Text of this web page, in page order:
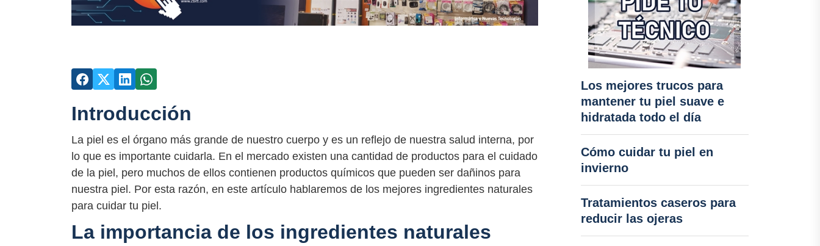
Introducción
La piel es el órgano más grande de nuestro cuerpo y es un reflejo de nuestra salud interna, por
lo que es importante cuidarla. En el mercado existen una cantidad de productos para el cuidado
de la piel, pero muchos de ellos contienen productos químicos que pueden ser dañinos para
nuestra piel. Por esta razón, en este artículo hablaremos de los mejores ingredientes naturales
para cuidar tu piel.
La importancia de los ingredientes naturales
Los mejores trucos para
mantener tu piel suave e
hidratada todo el día
Cómo cuidar tu piel en
invierno
Tratamientos caseros para
reducir las ojeras